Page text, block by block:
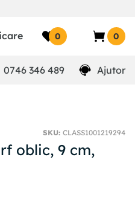
0 0
0746 346 489 Ajutor
SKU: CLASS1001219294
oblic, 9 cm,